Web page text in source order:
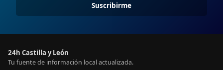
Suscribirme
24h Castilla y León
Tu fuente de información local actualizada.